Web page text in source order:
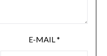
E-MAIL*